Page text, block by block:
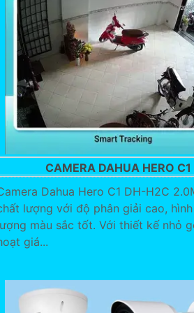
CAMERA DAHUA HERO
Dahua Hero C1 DH-H2C
lượng với độ phân giải cao,
màu sắc tốt. Với thiết kế nhỏ
giá...